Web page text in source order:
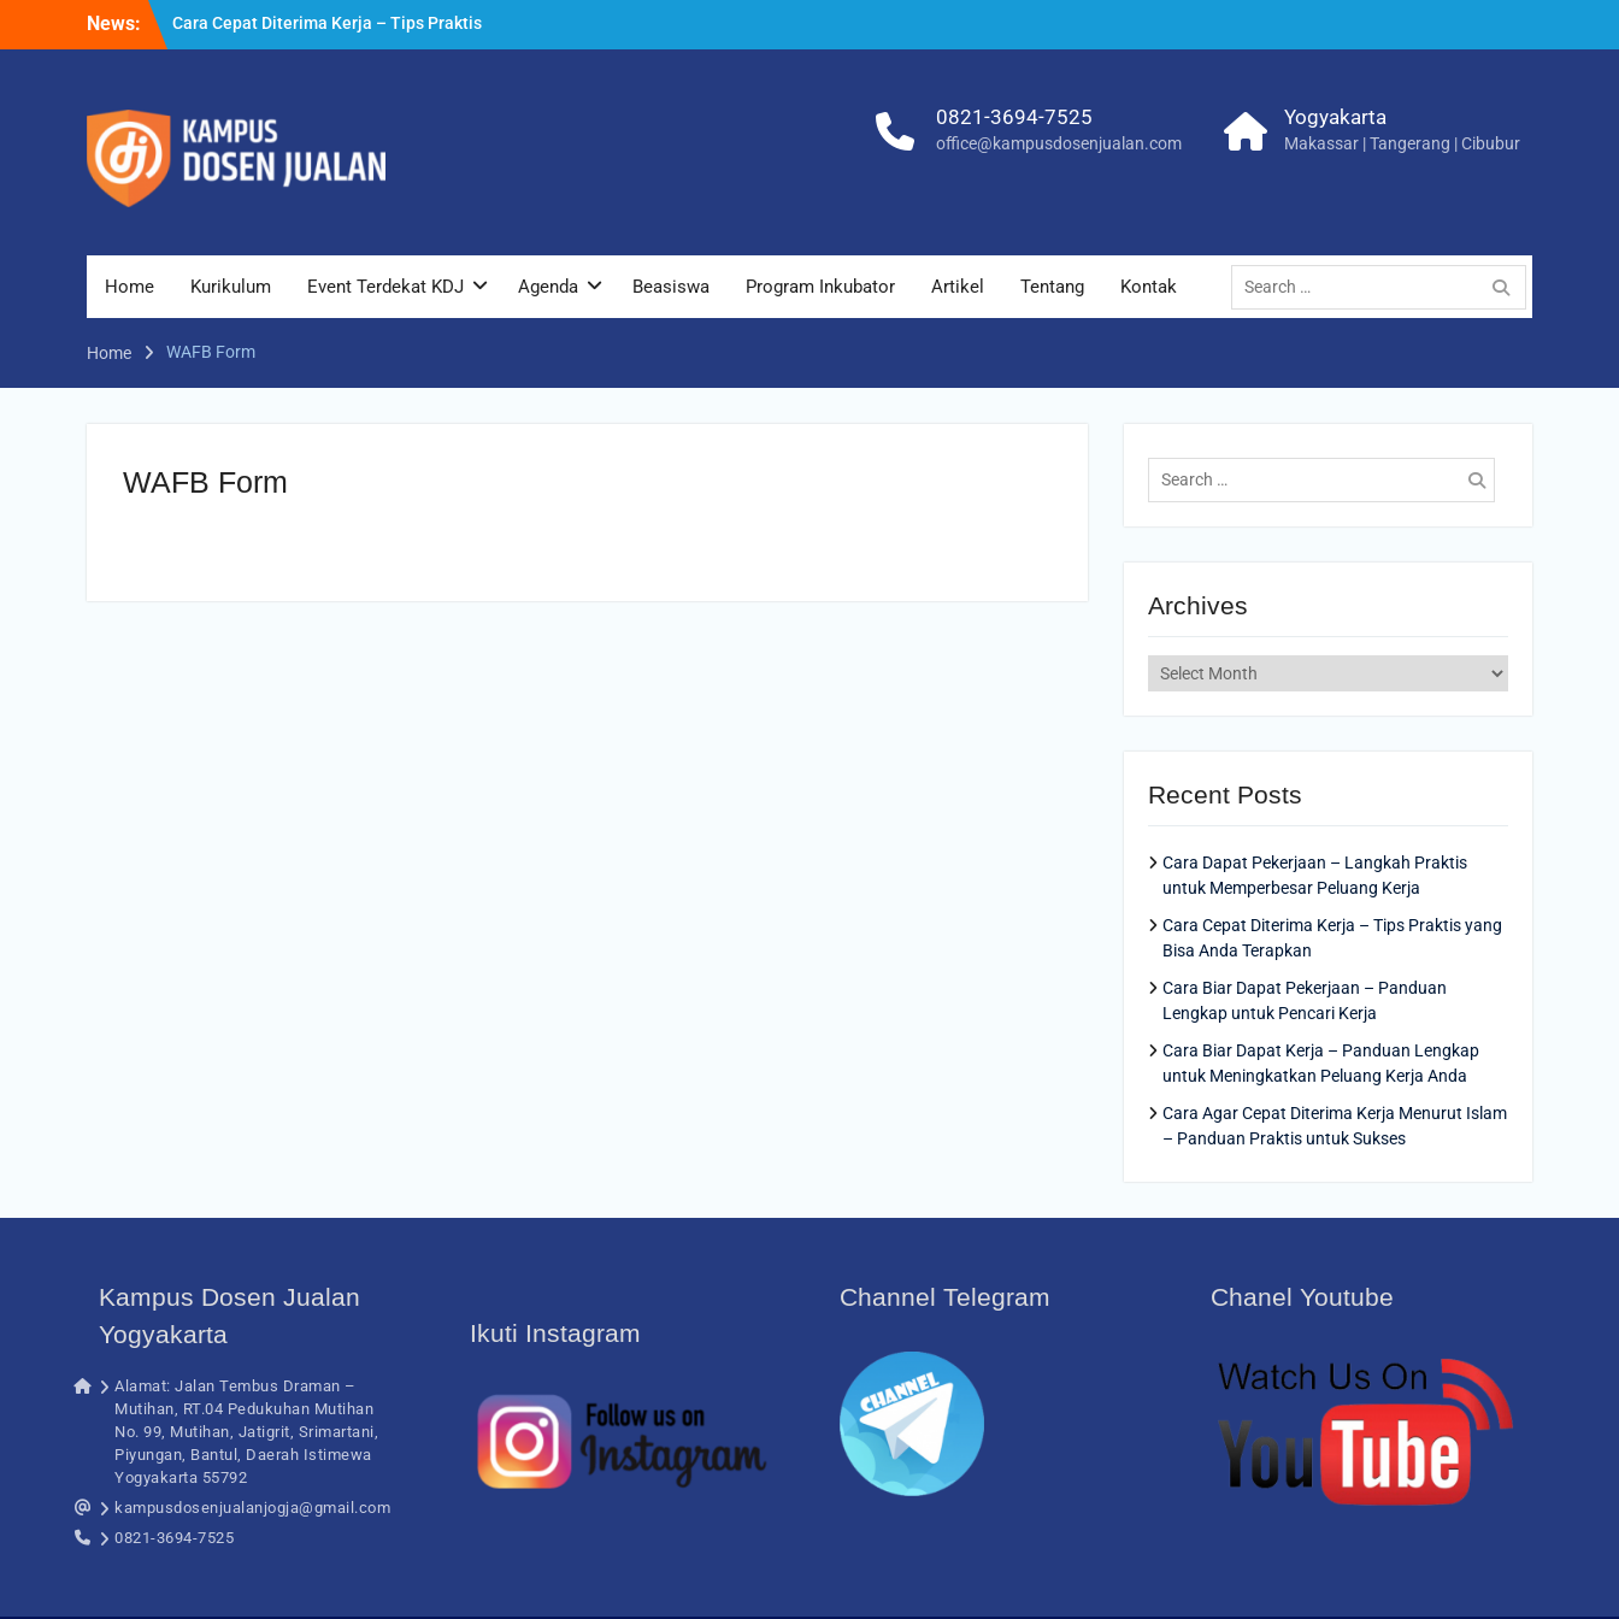
News:
Cara Cepat Diterima Kerja – Tips Praktis
yang Bisa Anda Terapkan
Cara Dapat Pekerjaan – Langkah Praktis
untuk Memperbesar Peluang Kerja
0821-3694-7525
office@kampusdosenjualan.com
Yogyakarta
Makassar | Tangerang | Cibubur
Home Kurikulum Event Terdekat KDJ Agenda Beasiswa Program Inkubator Artikel Tentang Kontak
Search
for:
Home WAFB Form
WAFB Form
Search
for:
Archives
Archives
Recent Posts
Cara Dapat Pekerjaan – Langkah Praktis
untuk Memperbesar Peluang Kerja
Cara Cepat Diterima Kerja – Tips Praktis yang
Bisa Anda Terapkan
Cara Biar Dapat Pekerjaan – Panduan
Lengkap untuk Pencari Kerja
Cara Biar Dapat Kerja – Panduan Lengkap
untuk Meningkatkan Peluang Kerja Anda
Cara Agar Cepat Diterima Kerja Menurut Islam
– Panduan Praktis untuk Sukses
Kampus Dosen Jualan
Yogyakarta
Alamat: Jalan Tembus Draman –
Mutihan, RT.04 Pedukuhan Mutihan
No. 99, Mutihan, Jatigrit, Srimartani,
Piyungan, Bantul, Daerah Istimewa
Yogyakarta 55792
kampusdosenjualanjogja@gmail.com
0821-3694-7525
Ikuti Instagram
Channel Telegram Chanel Youtube